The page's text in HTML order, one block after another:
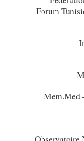
Forum
Mem.Med
Observatoire